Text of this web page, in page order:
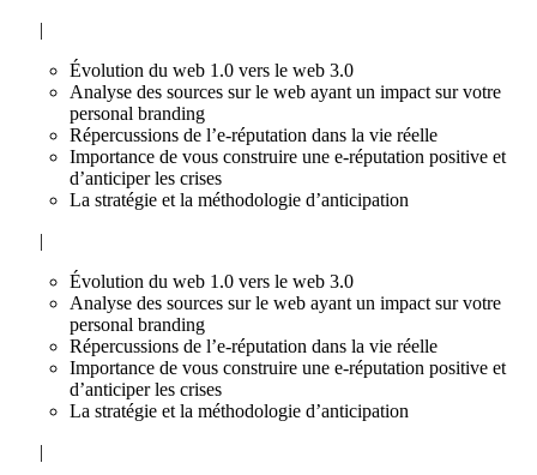
|
Évolution du web 1.0 vers le web 3.0
Analyse des sources sur le web ayant un impact sur votre
personal branding
Répercussions de l’e-réputation dans la vie réelle
Importance de vous construire une e-réputation positive et
d’anticiper les crises
La stratégie et la méthodologie d’anticipation
|
Évolution du web 1.0 vers le web 3.0
Analyse des sources sur le web ayant un impact sur votre
personal branding
Répercussions de l’e-réputation dans la vie réelle
Importance de vous construire une e-réputation positive et
d’anticiper les crises
La stratégie et la méthodologie d’anticipation
|